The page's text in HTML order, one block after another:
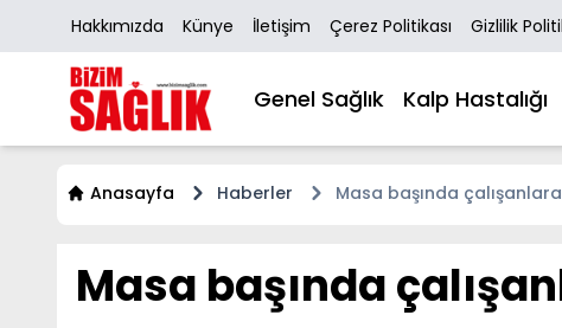
Hakkımızda Künye İletişim Çerez Politikası Gizlilik
Genel Sağlık Kalp Hastalığı
Anasayfa Haberler Masa başında çalışanlara
Masa başında